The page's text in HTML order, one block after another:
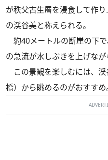
が秩父古生層を浸食して作
の渓谷美と称えられる。
約40メートルの断崖の下
の急流が水しぶきを上げなが
この景観を楽しむには、
橋）から眺めるのがおすすめ